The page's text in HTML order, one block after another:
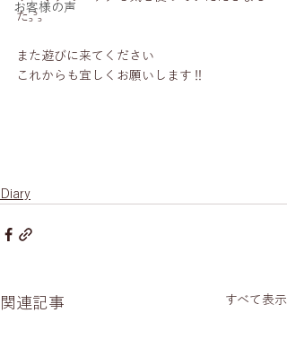
お客様の声
た꜆꜄꜆
また遊びに来てください
これからも宜しくお願いします‼︎
Diary
関連記事 すべて表示